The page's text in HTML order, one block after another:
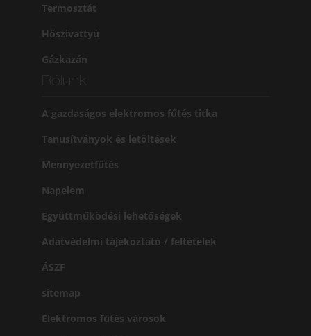
Termosztát
Hőszivattyú
Gázkazán
A gazdaságos elektromos fűtés titka
Tanusítványok és letöltések
Mennyezetfűtés
Napelem
Együttműködési lehetőségek
Adatvédelmi tájékoztató / feltételek
ÁSZF
sitemap
Elektromos fűtés városok